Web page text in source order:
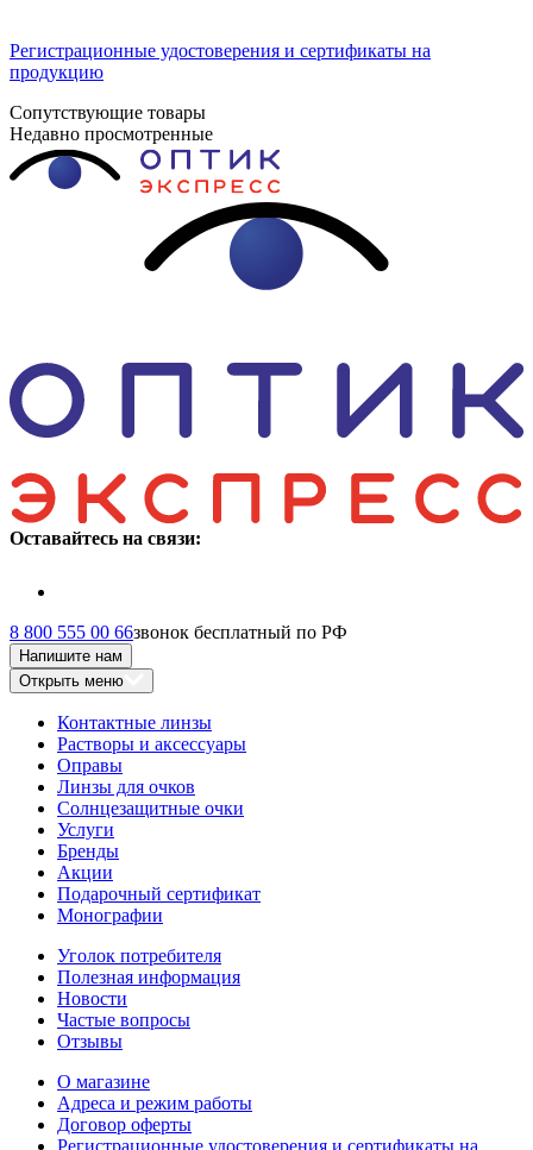
Регистрационные удостоверения и сертификаты на
продукцию
Сопутствующие товары
Недавно просмотренные
Оставайтесь на связи:
8 800 555 00 66звонок бесплатный по РФ
Напишите нам
Открыть меню
Контактные линзы
Растворы и аксессуары
Оправы
Линзы для очков
Солнцезащитные очки
Услуги
Бренды
Акции
Подарочный сертификат
Монографии
Уголок потребителя
Полезная информация
Новости
Частые вопросы
Отзывы
О магазине
Адреса и режим работы
Договор оферты
Регистрационные удостоверения и сертификаты на